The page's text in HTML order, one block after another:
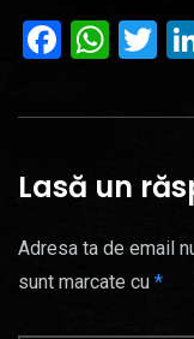
Lasă un
Adresa ta de email
sunt marcate cu *